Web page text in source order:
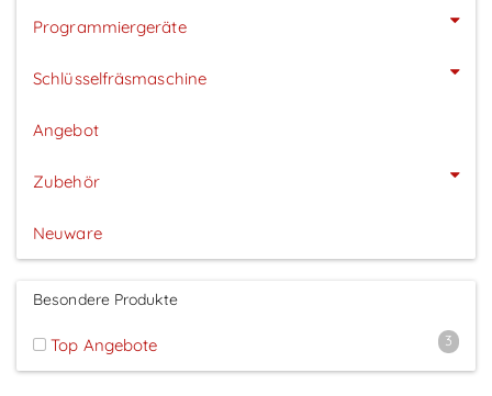
Programmiergeräte
Schlüsselfräsmaschine
Angebot
Zubehör
Neuware
Besondere Produkte
3
Top Angebote